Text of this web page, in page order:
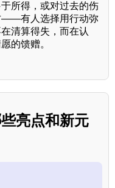
所得，或对过去的伤
——有人选择用行动弥
清算得失，而在认
的馈赠。
亮点和新元